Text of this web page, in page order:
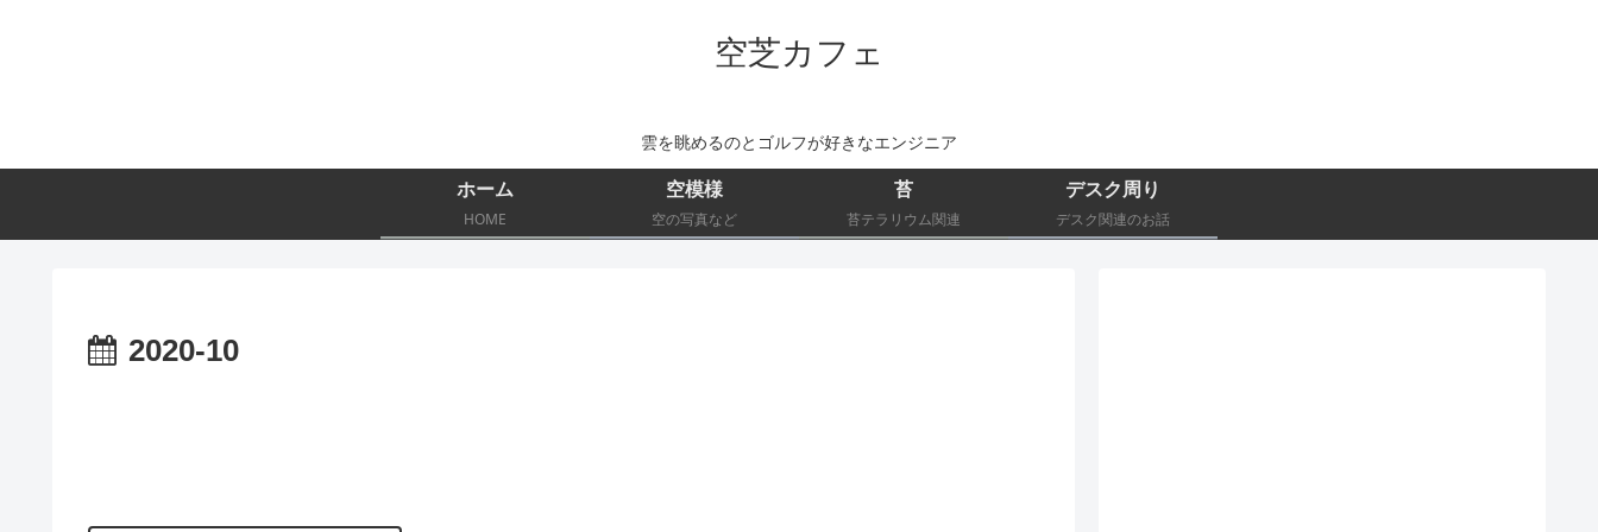
空芝カフェ
雲を眺めるのとゴルフが好きなエンジニア
ホーム
HOME
空模様
空の写真など
苔
苔テラリウム関連
デスク周り
デスク関連のお話
2020-10